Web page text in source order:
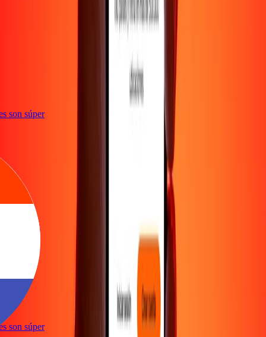
son súper
son súper